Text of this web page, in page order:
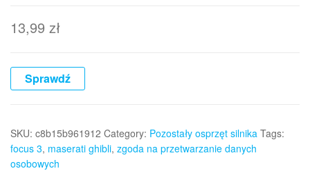
13,99 zł
Sprawdź
SKU: c8b15b961912 Category: Pozostały osprzęt silnika Tags:
focus 3, maserati ghibli, zgoda na przetwarzanie danych
osobowych